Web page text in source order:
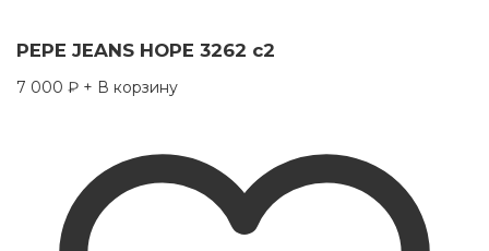
PEPE JEANS HOPE 3262 c2
7 000 ₽ + В корзину